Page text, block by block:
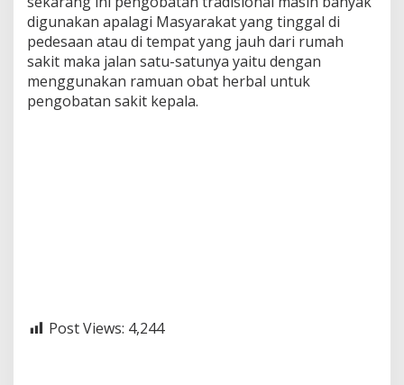
digunakan apalagi Masyarakat yang tinggal di
pedesaan atau di tempat yang jauh dari rumah
sakit maka jalan satu-satunya yaitu dengan
menggunakan ramuan obat herbal untuk
pengobatan sakit kepala.
Post Views: 4,244